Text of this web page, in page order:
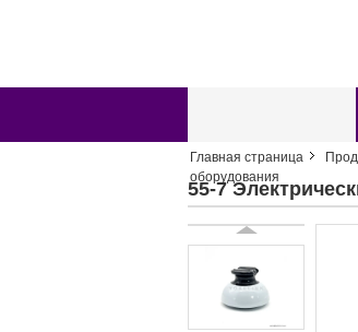
Отправить запрос
Главная страница
оборудования
55-7